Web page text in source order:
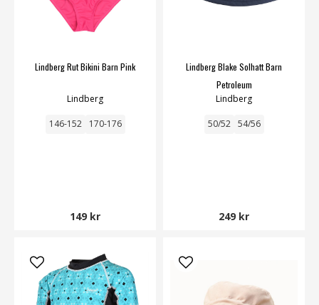
Lindberg Rut Bikini Barn Pink
Lindberg
146-152 170-176
149 kr
Lindberg Blake Solhatt Barn
Petroleum
Lindberg
50/52 54/56
249 kr